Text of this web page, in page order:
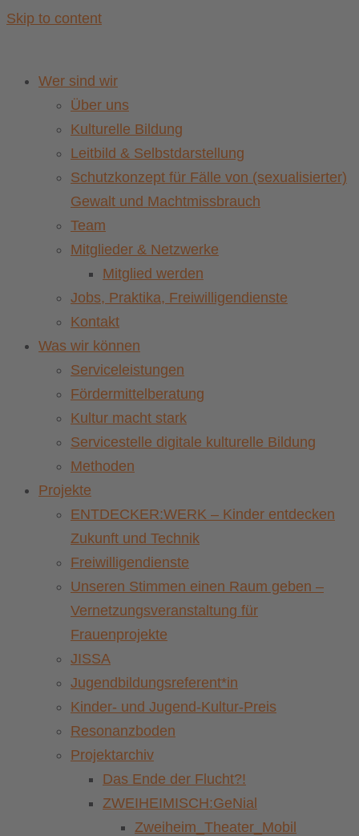
Skip to content
Wer sind wir
Über uns
Kulturelle Bildung
Leitbild & Selbstdarstellung
Schutzkonzept für Fälle von (sexualisierter)
Gewalt und Machtmissbrauch
Team
Mitglieder & Netzwerke
Mitglied werden
Jobs, Praktika, Freiwilligendienste
Kontakt
Was wir können
Serviceleistungen
Fördermittelberatung
Kultur macht stark
Servicestelle digitale kulturelle Bildung
Methoden
Projekte
ENTDECKER:WERK – Kinder entdecken
Zukunft und Technik
Freiwilligendienste
Unseren Stimmen einen Raum geben –
Vernetzungsveranstaltung für
Frauenprojekte
JISSA
Jugendbildungsreferent*in
Kinder- und Jugend-Kultur-Preis
Resonanzboden
Projektarchiv
Das Ende der Flucht?!
ZWEIHEIMISCH:GeNial
Zweiheim_Theater_Mobil